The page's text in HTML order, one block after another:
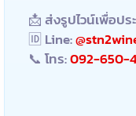
📩 ส่งรูปไวน์เพื่อป
🆔 Line:
📞 โทร:092-650-